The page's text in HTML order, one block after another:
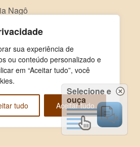
sua experiência de
ou conteúdo personalizado e
em “Aceitar tudo”, você
tudo Aceitar tudo
Selecione e
ouça